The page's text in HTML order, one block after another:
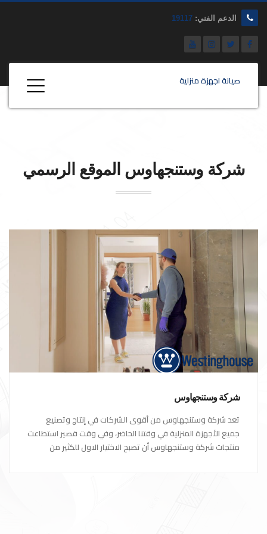
الدعم الفني: 19117
صيانة اجهزة منزلية
شركة وستنجهاوس الموقع الرسمي
شركة وستنجهاوس
تعد شركة وستنجهاوس من أقوى الشركات في إنتاج وتصنيع
جميع الأجهزة المنزلية في وقتنا الحاضر، وفي وقت قصير استطاعت
منتجات شركة وستنجهاوس أن تصبح الاختيار الاول للكثير من